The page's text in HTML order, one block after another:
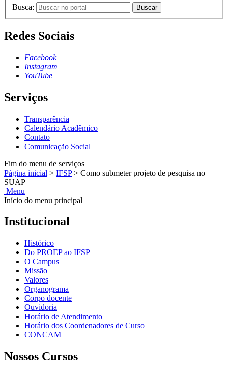
Busca: Buscar
Redes Sociais
Facebook
Instagram
YouTube
Serviços
Transparência
Calendário Acadêmico
Contato
Comunicação Social
Fim do menu de serviços
Página inicial > IFSP > Como submeter projeto de pesquisa no
SUAP
Menu
Início do menu principal
Institucional
Histórico
Do PROEP ao IFSP
O Campus
Missão
Valores
Organograma
Corpo docente
Ouvidoria
Horário de Atendimento
Horário dos Coordenadores de Curso
CONCAM
Nossos Cursos